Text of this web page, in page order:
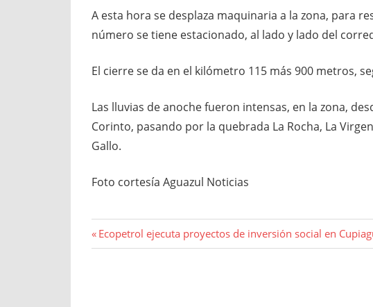
A esta hora se desplaza maquinaria a la zona, para
número se tiene estacionado, al lado y lado del
El cierre se da en el kilómetro 115 más 900 metros,
Las lluvias de anoche fueron intensas, en la zona,
Corinto, pasando por la quebrada La Rocha, La
Gallo.
Foto cortesía Aguazul Noticias
Navegación
Entrada
anterior:
Ecopetrol ejecuta proyectos de inversión social en